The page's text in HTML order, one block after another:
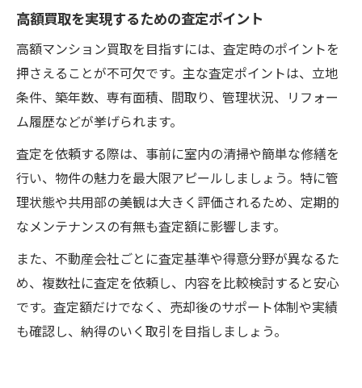
高額買取を実現するための査定ポイント
高額マンション買取を目指すには、査定時のポイントを
押さえることが不可欠です。主な査定ポイントは、立地
条件、築年数、専有面積、間取り、管理状況、リフォー
ム履歴などが挙げられます。
査定を依頼する際は、事前に室内の清掃や簡単な修繕を
行い、物件の魅力を最大限アピールしましょう。特に管
理状態や共用部の美観は大きく評価されるため、定期的
なメンテナンスの有無も査定額に影響します。
また、不動産会社ごとに査定基準や得意分野が異なるた
め、複数社に査定を依頼し、内容を比較検討すると安心
です。査定額だけでなく、売却後のサポート体制や実績
も確認し、納得のいく取引を目指しましょう。